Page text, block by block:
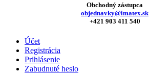
Obchodný zástupca
objednavky@imatex.sk
+421 903 411 540
Účet
Registrácia
Prihlásenie
Zabudnuté heslo